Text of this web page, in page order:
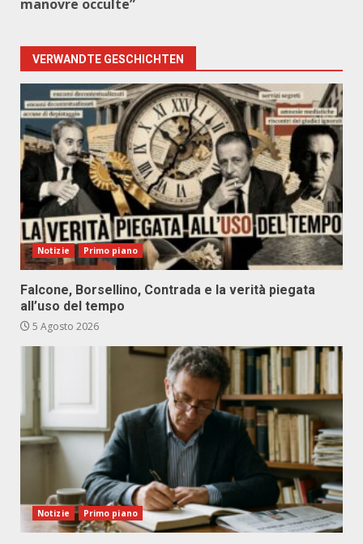
manovre occulte”
VERWANDTE GESCHICHTEN
Notizie Primo piano
Falcone, Borsellino, Contrada e la verità piegata
all’uso del tempo
5 Agosto 2026
Notizie Primo piano